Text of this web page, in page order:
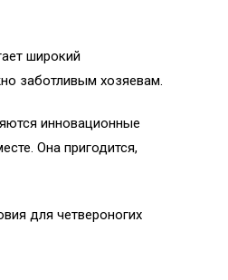
широкий
заботливым хозяевам.
инновационные
Она пригодится,
для четвероногих